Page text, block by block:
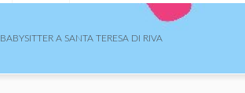
BABYSITTER A SANTA TERESA DI RIVA